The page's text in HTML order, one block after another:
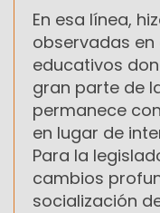
En esa línea,
observadas
educativos
gran parte de
permanece
en lugar de
Para la
cambios
socialización